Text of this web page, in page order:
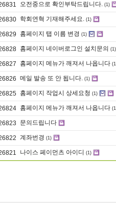
오전중으로 확인부탁드립니다. (1)
학회연혁 기재해주세요. (1)
홈페이지 탭 이름 변경 (1)
홈페이지 네이버로그인 설치문의 (1)
홈페이지 메뉴가 깨져서 나옵니다
메일 발송 또 안 됩니다. (1)
홈페이지 작업시 상세요청 (1)
홈페이지 메뉴가 깨져서 나옵니다
문의드립니다
계좌번경 (1)
나이스 페이먼츠 아이디 (1)